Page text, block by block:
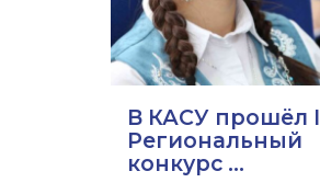
В КАСУ прошёл I
Региональный
конкурс ...